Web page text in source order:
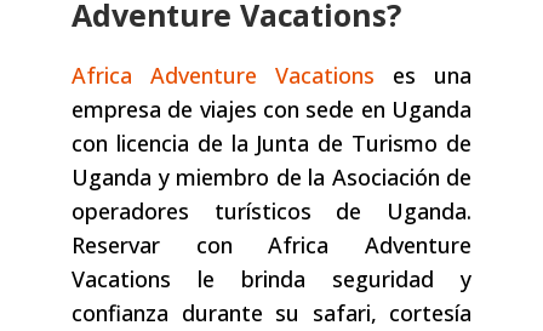
Adventure Vacations?
Africa Adventure Vacations es una
empresa de viajes con sede en Uganda
con licencia de la Junta de Turismo de
Uganda y miembro de la Asociación de
operadores turísticos de Uganda.
Reservar con Africa Adventure
Vacations le brinda seguridad y
confianza durante su safari, cortesía